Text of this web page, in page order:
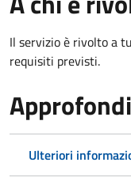
Il servizio è rivolto a
requisiti previsti.
Ulteriori